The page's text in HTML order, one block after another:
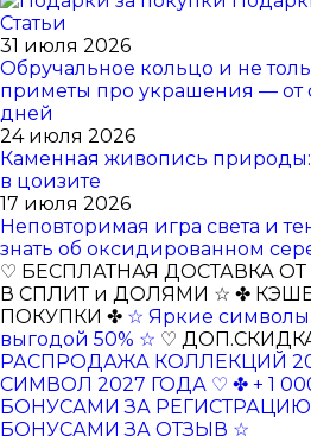
Статьи
31 июля 2026
Обручальное кольцо и не
приметы про украшения — от
дней
24 июля 2026
Каменная живопись
в цоизите
17 июля 2026
Неповторимая игра света и
знать об оксидированном
♡ БЕСПЛАТНАЯ ДОСТАВКА ОТ
В СПЛИТ и ДОЛЯМИ ☆ ✤
ПОКУПКИ ✤ ☆ Яркие символы
выгодой 50% ☆ ♡
РАСПРОДАЖА КОЛЛЕКЦИЙ
СИМВОЛ 2027 ГОДА ♡ ✤ + 1
БОНУСАМИ ЗА
БОНУСАМИ ЗА ОТЗЫВ ☆